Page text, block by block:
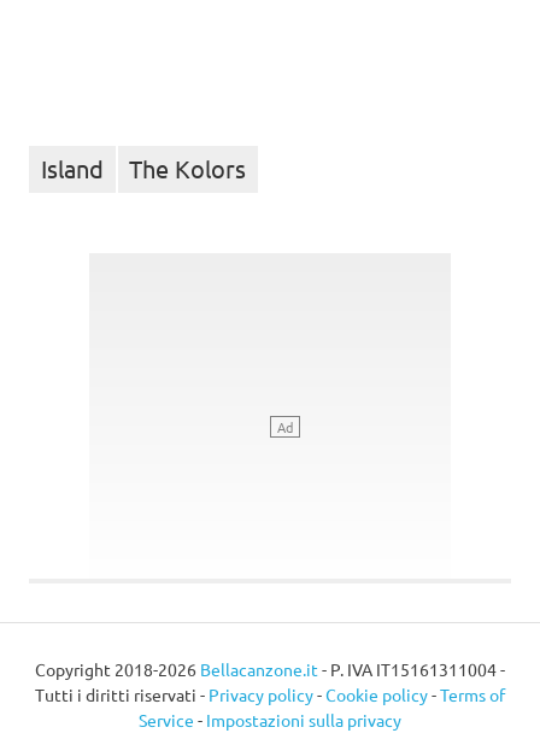
Island The Kolors
Copyright 2018-2026 Bellacanzone.it - P. IVA IT15161311004 -
Tutti i diritti riservati - Privacy policy-Cookie policy-Terms of
Service - Impostazioni sulla privacy